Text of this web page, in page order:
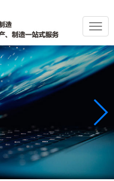
切
换
导
航